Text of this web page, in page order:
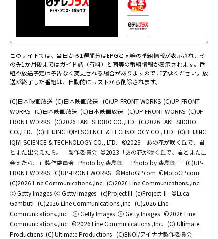
このサイトでは、当日から1週間分はEPGと同等の番組情報が表示され、そ
の先1か月後まではガイド誌（有料）と同等の番組情報が表示されます。番
組や放送予定は予告なく変更される場合がありますのでご了承ください。放
送が終了した番組は、自動的にリストから削除されます。
(C)日本映画放送 (C)日本映画放送 (C)UP-FRONT WORKS (C)UP-FRONT
WORKS (C)日本映画放送 (C)日本映画放送 (C)UP-FRONT WORKS (C)UP-
FRONT WORKS (C)2026 TAKE SHOBO CO.,LTD. (C)2026 TAKE SHOBO
CO.,LTD. (C)BEIJING IQIYI SCIENCE & TECHNOLOGY CO., LTD. (C)BEIJING
IQIYI SCIENCE & TECHNOLOGY CO., LTD. ©2023「あの花が咲く丘で、君
とまた出会えたら。」製作委員会 ©2023「あの花が咲く丘で、君とまた出
会えたら。」製作委員会 Photo by 森島興一 Photo by 森島興一 (C)UP-
FRONT WORKS (C)UP-FRONT WORKS ©MotoGP.com ©MotoGP.com
(C)2026 Line Communications.,Inc. (C)2026 Line Communications.,Inc.
ⓒ Getty Images ⓒ Getty Images (c)Project III (c)Project III ©Luca
Gambuti (C)2026 Line Communications.,Inc. (C)2026 Line
Communications.,Inc. ⓒ Getty Images ⓒ Getty Images ©2026 Line
Communications.,Inc. ©2026 Line Communications.,Inc. (C) Ultimate
Productions (C) Ultimate Productions (C)BNOI/アイナナ製作委員会